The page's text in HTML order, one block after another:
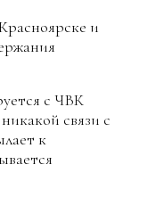
и
с ЧВК
связи с
к